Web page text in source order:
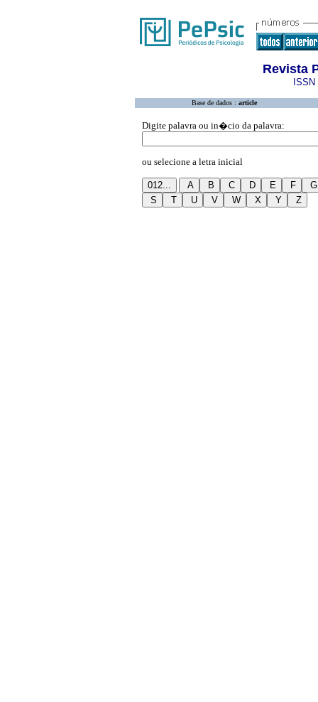
Revista
Base de dados : article
Digite palavra ou in�cio da palavra:
ou selecione a letra inicial